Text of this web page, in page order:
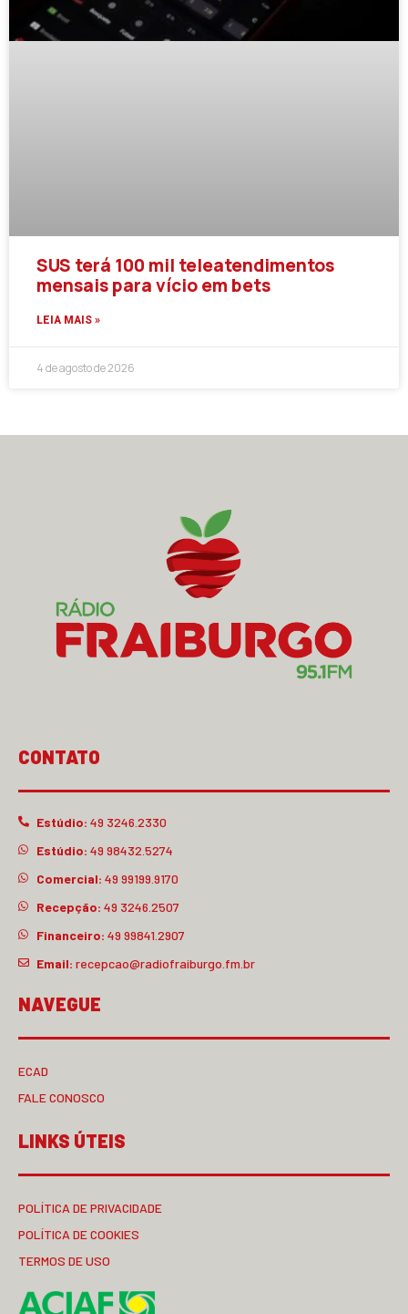
SUS terá 100 mil teleatendimentos
mensais para vício em bets
LEIA MAIS »
4 de agosto de 2026
CONTATO
Estúdio: 49 3246.2330
Estúdio: 49 98432.5274
Comercial: 49 99199.9170
Recepção: 49 3246.2507
Financeiro: 49 99841.2907
Email: recepcao@radiofraiburgo.fm.br
NAVEGUE
ECAD
FALE CONOSCO
LINKS ÚTEIS
POLÍTICA DE PRIVACIDADE
POLÍTICA DE COOKIES
TERMOS DE USO